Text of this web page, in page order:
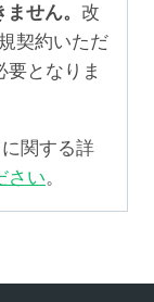
せん。 改
契約いただ
要となりま
関する詳
さい。